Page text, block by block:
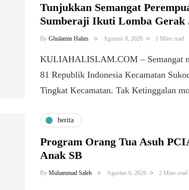
Tunjukkan Semangat
Sumberaji Ikuti Lomba Gerak
By Ghulamin Halim Agustus 8, 2026 1 Mins read
KULIAHALISLAM.COM – Semangat
81 Republik Indonesia Kecamatan
Tingkat Kecamatan. Tak Ketinggalan
berita
Program Orang Tua Asuh
Anak SB
By Muhammad Saleh Agustus 6, 2026 2 Mins read